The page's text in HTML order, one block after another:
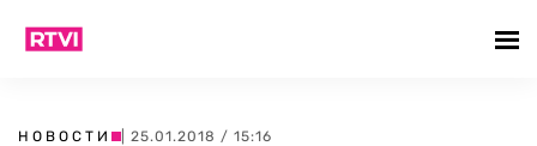
НОВОСТИ | 25.01.2018 / 15:16